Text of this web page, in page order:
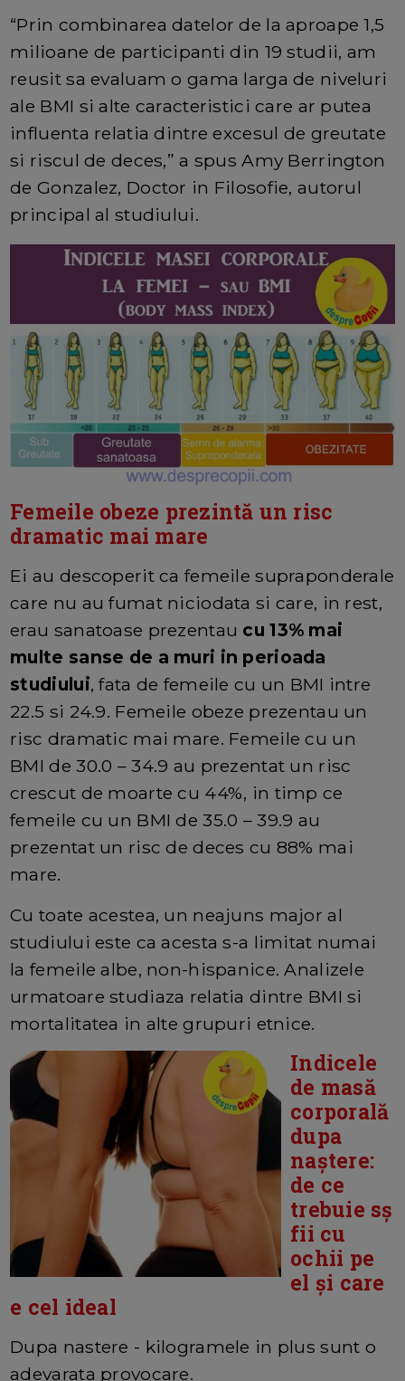
“Prin combinarea datelor de la aproape 1,5
milioane de participanti din 19 studii, am
reusit sa evaluam o gama larga de niveluri
ale BMI si alte caracteristici care ar putea
influenta relatia dintre excesul de greutate
si riscul de deces,” a spus Amy Berrington
de Gonzalez, Doctor in Filosofie, autorul
principal al studiului.
Femeile obeze prezintă un risc
dramatic mai mare
Ei au descoperit ca femeile supraponderale
care nu au fumat niciodata si care, in rest,
erau sanatoase prezentau cu 13% mai
multe sanse de a muri in perioada
studiului, fata de femeile cu un BMI intre
22.5 si 24.9. Femeile obeze prezentau un
risc dramatic mai mare. Femeile cu un
BMI de 30.0 – 34.9 au prezentat un risc
crescut de moarte cu 44%, in timp ce
femeile cu un BMI de 35.0 – 39.9 au
prezentat un risc de deces cu 88% mai
mare.
Cu toate acestea, un neajuns major al
studiului este ca acesta s-a limitat numai
la femeile albe, non-hispanice. Analizele
urmatoare studiaza relatia dintre BMI si
mortalitatea in alte grupuri etnice.
Indicele
de masă
corporală
dupa
naștere:
de ce
trebuie sș
fii cu
ochii pe
el și care
e cel ideal
Dupa nastere - kilogramele in plus sunt o
adevarata provocare.